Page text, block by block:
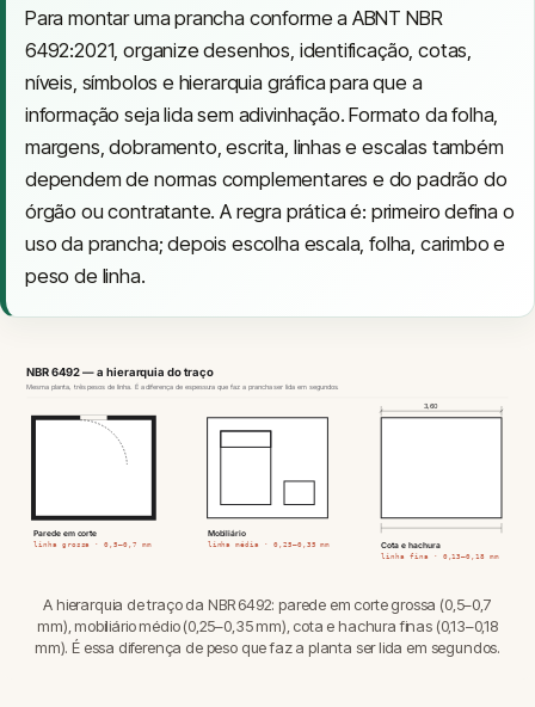
Para montar uma prancha conforme a ABNT NBR
6492:2021, organize desenhos, identificação, cotas,
níveis, símbolos e hierarquia gráfica para que a
informação seja lida sem adivinhação. Formato da folha,
margens, dobramento, escrita, linhas e escalas também
dependem de normas complementares e do padrão do
órgão ou contratante. A regra prática é: primeiro defina o
uso da prancha; depois escolha escala, folha, carimbo e
peso de linha.
NBR 6492 — a hierarquia do traço
Mesma planta, três pesos de linha. É a diferença de espessura que faz a prancha ser lida em segundos.
Parede em corte
linha grossa · 0,5–0,7 mm
Mobiliário
linha média · 0,25–0,35 mm
3,60
Cota e hachura
linha fina · 0,13–0,18 mm
A hierarquia de traço da NBR 6492: parede em corte grossa (0,5–0,7
mm), mobiliário médio (0,25–0,35 mm), cota e hachura finas (0,13–0,18
mm). É essa diferença de peso que faz a planta ser lida em segundos.